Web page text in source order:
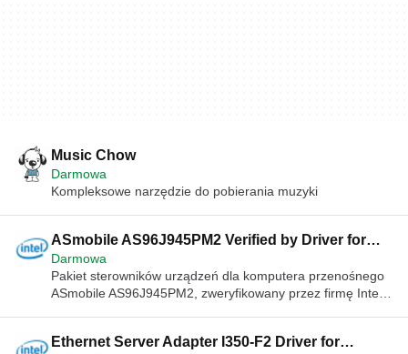
Music Chow
Darmowa
Kompleksowe narzędzie do pobierania muzyki
ASmobile AS96J945PM2 Verified by Driver for
Windows XP Media Center Edition V1.01.08
Darmowa
Pakiet sterowników urządzeń dla komputera przenośnego
ASmobile AS96J945PM2, zweryfikowany przez firmę Intel
ASmobile AS96J945PM2 Notebook na zamówienie,
Ethernet Server Adapter I350-F2 Driver for